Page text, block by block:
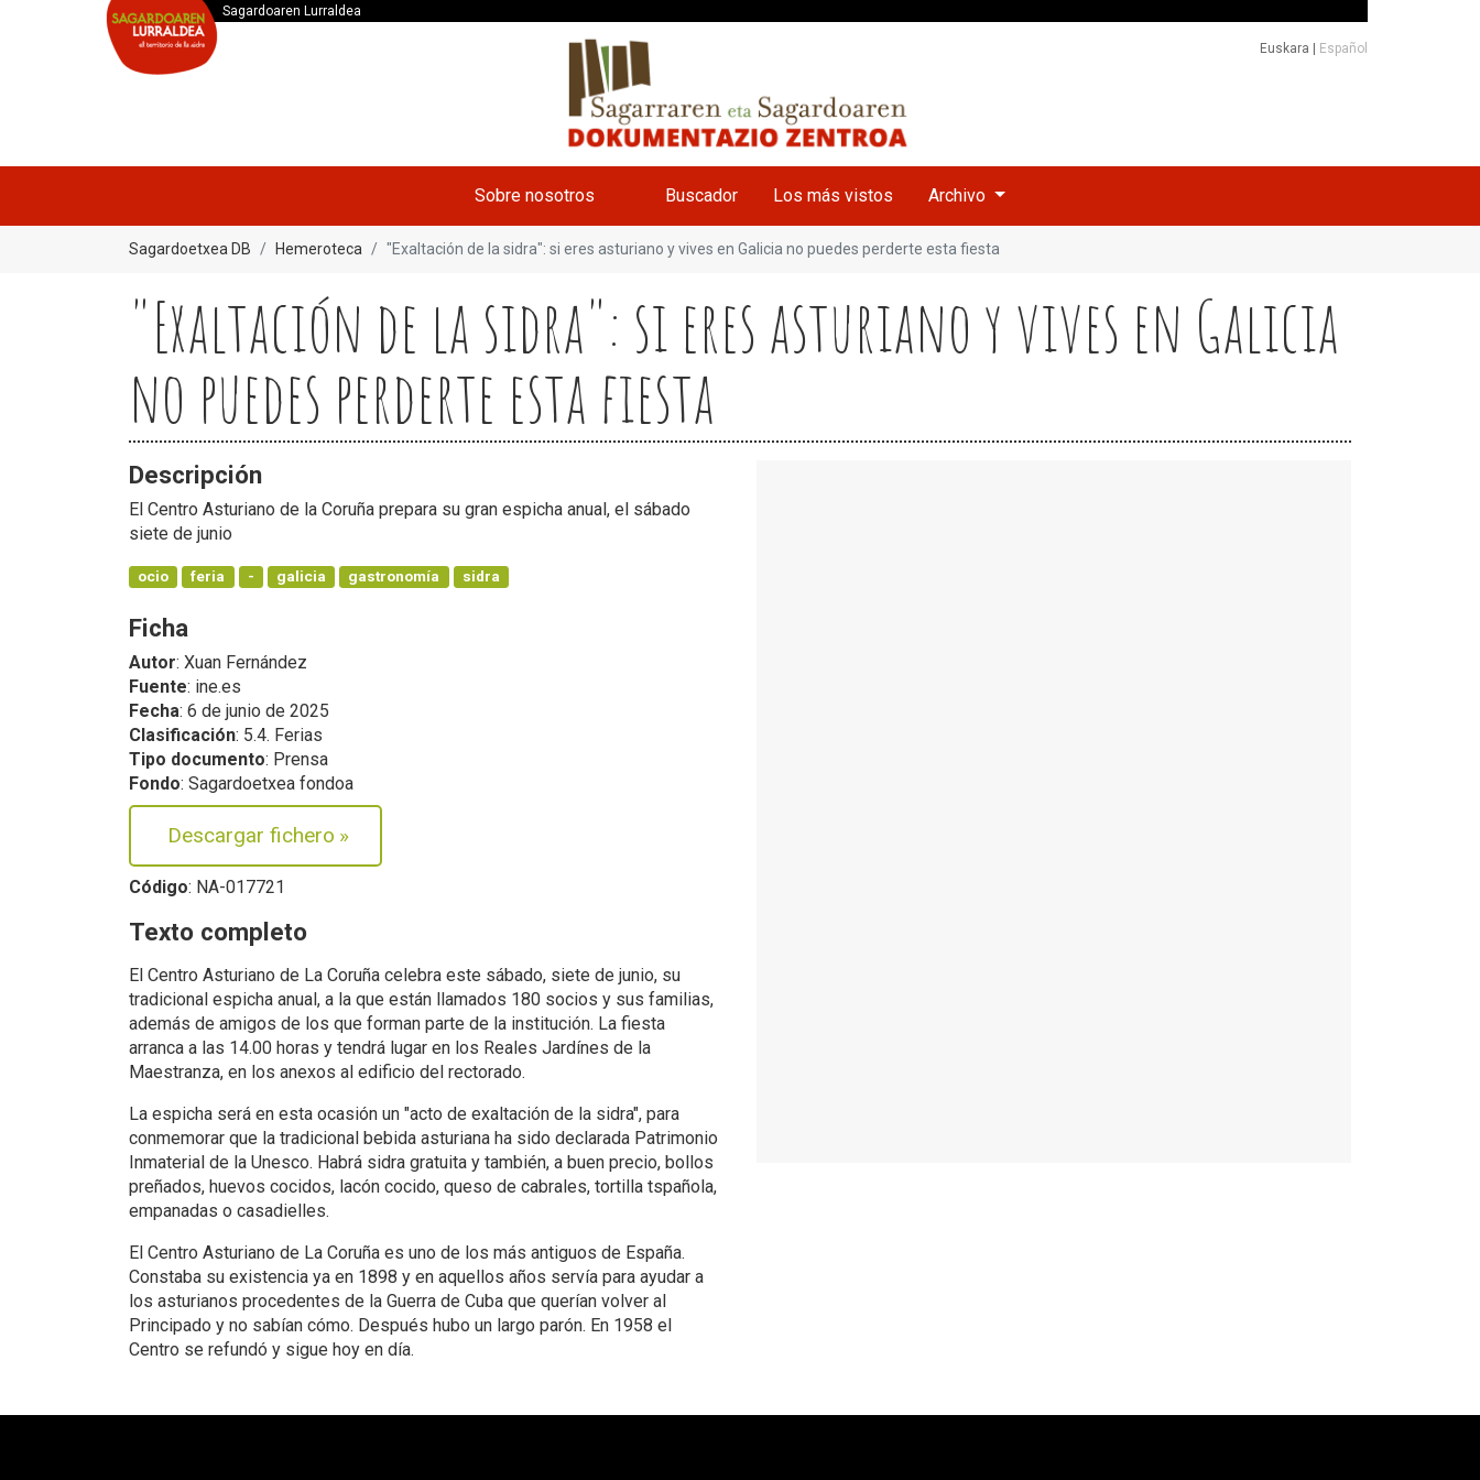
Sagardoaren Lurraldea
Euskara Español
Sobre nosotros Buscador Los más vistos Archivo
Sagardoetxea DB Hemeroteca "Exaltación de la sidra": si eres asturiano y vives en Galicia no puedes perderte esta fiesta
"Exaltación de la sidra": si eres asturiano y vives en Galicia
no puedes perderte esta fiesta
Descripción
El Centro Asturiano de la Coruña prepara su gran espicha anual, el sábado
siete de junio
ocio feria - galicia gastronomía sidra
Ficha
Autor: Xuan Fernández
Fuente: ine.es
Fecha: 6 de junio de 2025
Clasificación: 5.4. Ferias
Tipo documento: Prensa
Fondo: Sagardoetxea fondoa
Descargar fichero »
Código: NA-017721
Texto completo
El Centro Asturiano de La Coruña celebra este sábado, siete de junio, su
tradicional espicha anual, a la que están llamados 180 socios y sus familias,
además de amigos de los que forman parte de la institución. La fiesta
arranca a las 14.00 horas y tendrá lugar en los Reales Jardínes de la
Maestranza, en los anexos al edificio del rectorado.
La espicha será en esta ocasión un "acto de exaltación de la sidra", para
conmemorar que la tradicional bebida asturiana ha sido declarada Patrimonio
Inmaterial de la Unesco. Habrá sidra gratuita y también, a buen precio, bollos
preñados, huevos cocidos, lacón cocido, queso de cabrales, tortilla tspañola,
empanadas o casadielles.
El Centro Asturiano de La Coruña es uno de los más antiguos de España.
Constaba su existencia ya en 1898 y en aquellos años servía para ayudar a
los asturianos procedentes de la Guerra de Cuba que querían volver al
Principado y no sabían cómo. Después hubo un largo parón. En 1958 el
Centro se refundó y sigue hoy en día.